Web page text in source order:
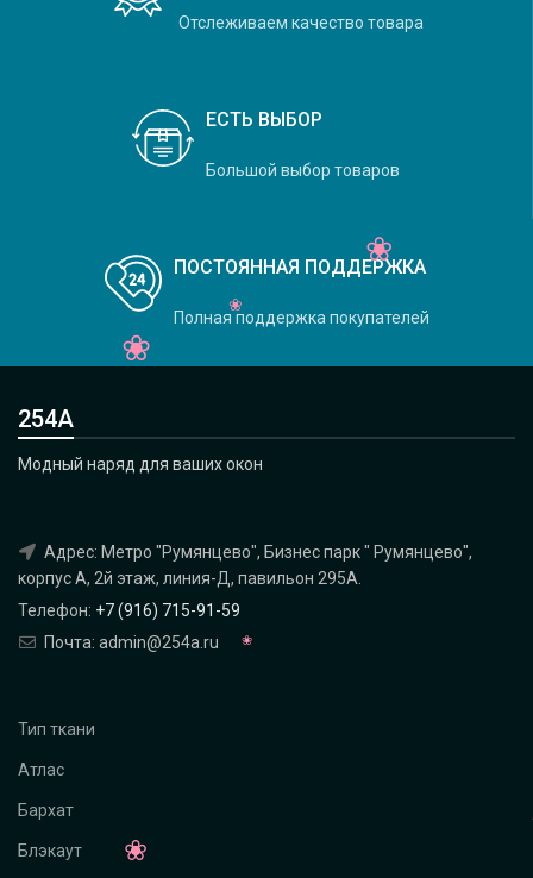
Отслеживаем качество товара
ЕСТЬ ВЫБОР
Большой выбор товаров
ПОСТОЯННАЯ ПОДДЕРЖКА
Полная поддержка покупателей
254А
Модный наряд для ваших окон
Адрес: Метро "Румянцево", Бизнес парк " Румянцево",
корпус А, 2й этаж, линия-Д, павильон 295A.
Телефон: +7 (916) 715-91-59
Почта: admin@254a.ru
Тип ткани
Атлас
Бархат
Блэкаут